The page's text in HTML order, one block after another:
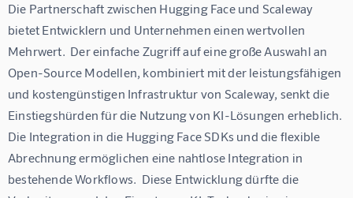
Die Partnerschaft zwischen Hugging Face und Scaleway
bietet Entwicklern und Unternehmen einen wertvollen
Mehrwert.  Der einfache Zugriff auf eine große Auswahl an
Open-Source Modellen, kombiniert mit der leistungsfähigen
und kostengünstigen Infrastruktur von Scaleway, senkt die
Einstiegshürden für die Nutzung von KI-Lösungen erheblich.
Die Integration in die Hugging Face SDKs und die flexible
Abrechnung ermöglichen eine nahtlose Integration in
bestehende Workflows.  Diese Entwicklung dürfte die